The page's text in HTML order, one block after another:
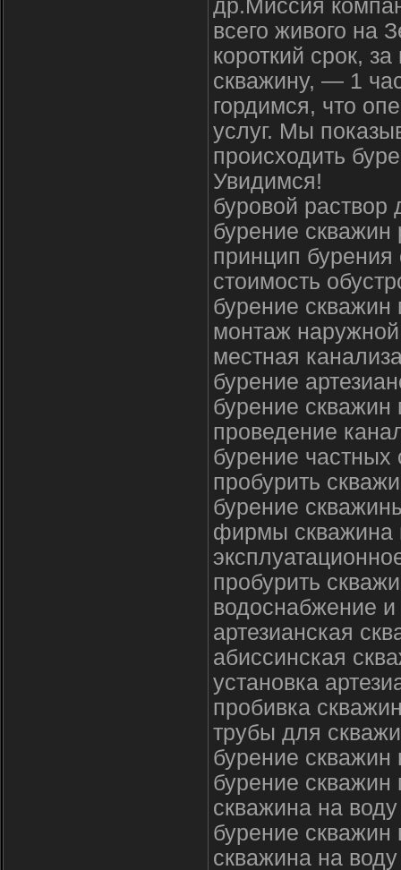
др.Миссия
всего живого на
короткий срок,
скважину, — 1
гордимся, что
услуг. Мы
происходить
Увидимся!
буровой раствор
бурение
принцип
стоимость
бурение скважин
монтаж
местная
бурение
бурение скважин
проведение
бурение частных
пробурить
бурение
фирмы скважина
пробурить
водоснабжение
артезианская
абиссинская
установка
пробивка
трубы для
бурение скважин
бурение скважин
скважина на воду
бурение скважин
скважина на